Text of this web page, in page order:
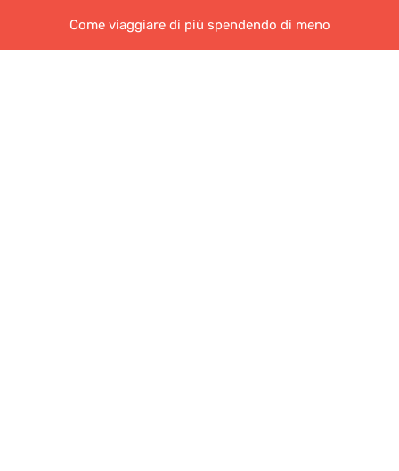
Come viaggiare di più spendendo di meno